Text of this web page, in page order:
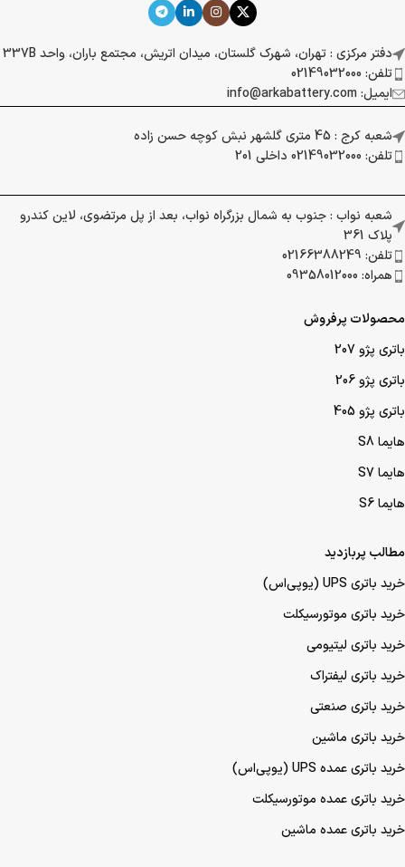
دفتر مرکزی : تهران، شهرک گلستان، میدان اتریش، مجتمع باران، واحد 337B
تلفن: 02149032000
ایمیل: info@arkabattery.com
شعبه کرج : 45 متری گلشهر نبش کوچه حسن زاده
تلفن: 02149032000 داخلی 201
شعبه نواب : جنوب به شمال بزرگراه نواب، بعد از پل مرتضوی، لاین کندرو
پلاک 361
تلفن: 02166388249
همراه: 09358012000
محصولات پرفروش
باتری پژو 207
باتری پژو 206
باتری پژو 405
هایما S8
هایما S7
هایما S6
مطالب پربازدید
خرید باتری UPS (یو‌پی‌اس)
خرید باتری موتورسیکلت
خرید باتری لیتیومی
خرید باتری لیفتراک
خرید باتری صنعتی
خرید باتری ماشین
خرید باتری عمده UPS (یو‌پی‌اس)
خرید باتری عمده موتورسیکلت
خرید باتری عمده ماشین